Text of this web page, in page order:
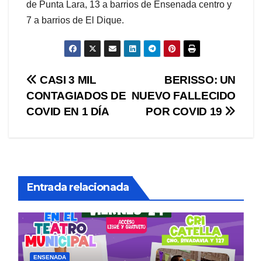
de Punta Lara, 13 a barrios de Ensenada centro y
7 a barrios de El Dique.
Navegación
de
BERISSO: UN
NUEVO FALLECIDO
POR COVID 19
CASI 3 MIL
CONTAGIADOS DE
COVID EN 1 DÍA
Entrada relacionada
ENSENADA